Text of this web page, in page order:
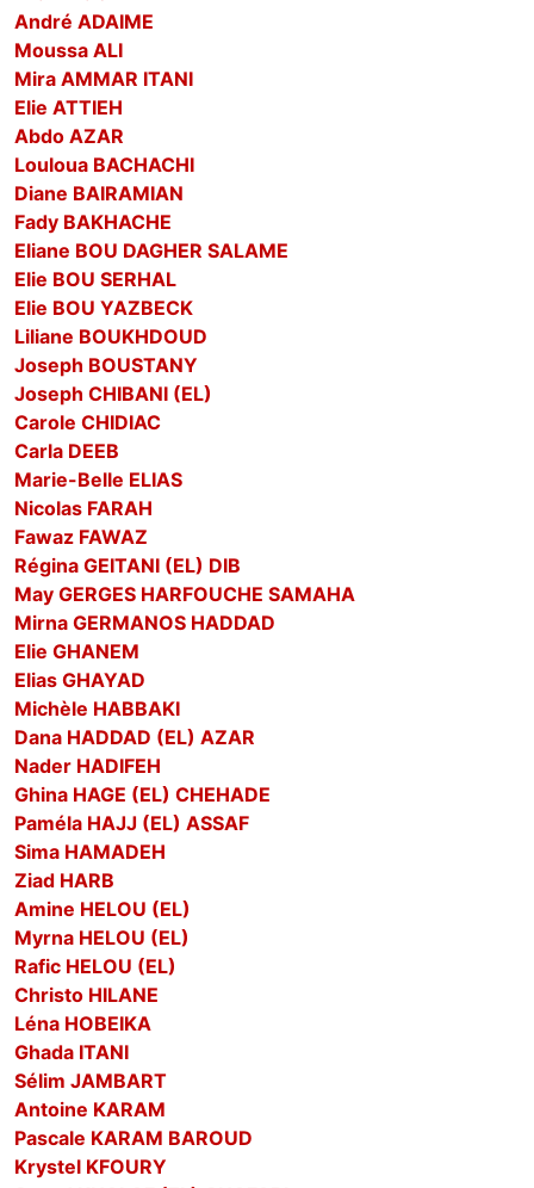
André ADAIME
Moussa ALI
Mira AMMAR ITANI
Elie ATTIEH
Abdo AZAR
Louloua BACHACHI
Diane BAIRAMIAN
Fady BAKHACHE
Eliane BOU DAGHER SALAME
Elie BOU SERHAL
Elie BOU YAZBECK
Liliane BOUKHDOUD
Joseph BOUSTANY
Joseph CHIBANI (EL)
Carole CHIDIAC
Carla DEEB
Marie-Belle ELIAS
Nicolas FARAH
Fawaz FAWAZ
Régina GEITANI (EL) DIB
May GERGES HARFOUCHE SAMAHA
Mirna GERMANOS HADDAD
Elie GHANEM
Elias GHAYAD
Michèle HABBAKI
Dana HADDAD (EL) AZAR
Nader HADIFEH
Ghina HAGE (EL) CHEHADE
Paméla HAJJ (EL) ASSAF
Sima HAMADEH
Ziad HARB
Amine HELOU (EL)
Myrna HELOU (EL)
Rafic HELOU (EL)
Christo HILANE
Léna HOBEIKA
Ghada ITANI
Sélim JAMBART
Antoine KARAM
Pascale KARAM BAROUD
Krystel KFOURY